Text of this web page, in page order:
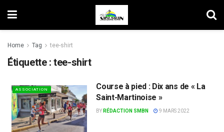
Home Tag tee-shirt
Étiquette :tee-shirt
ASSOCIATION
Course à pied : Dix ans de « La
Saint-Martinoise »
BY RÉDACTION SMBN 9 MARS 2022